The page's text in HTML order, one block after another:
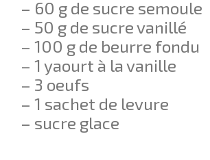
– 60 g de sucre semoule
– 50 g de sucre vanillé
– 100 g de beurre fondu
– 1 yaourt à la vanille
– 3 oeufs
– 1 sachet de levure
– sucre glace